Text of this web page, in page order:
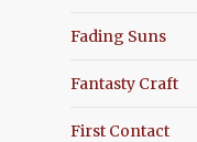
Fading Suns
Fantasty Craft
First Contact